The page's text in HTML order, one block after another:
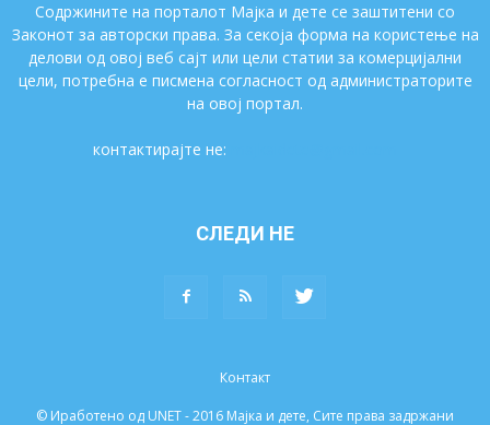
Содржините на порталот Мајка и дете се заштитени со
Законот за авторски права. За секоја форма на користење на
делови од овој веб сајт или цели статии за комерцијални
цели, потребна е писмена согласност од администраторите
на овој портал.
контактирајте не:
СЛЕДИ НЕ
Контакт
© Иработено од UNET - 2016 Мајка и дете, Сите права задржани